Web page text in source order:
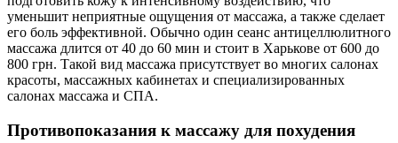
уменьшит неприятные ощущения от массажа, а также сделает
его боль эффективной. Обычно один сеанс антицеллюлитного
массажа длится от 40 до 60 мин и стоит в Харькове от 600 до
800 грн. Такой вид массажа присутствует во многих салонах
красоты, массажных кабинетах и специализированных
салонах массажа и СПА.
Противопоказания к массажу для похудения